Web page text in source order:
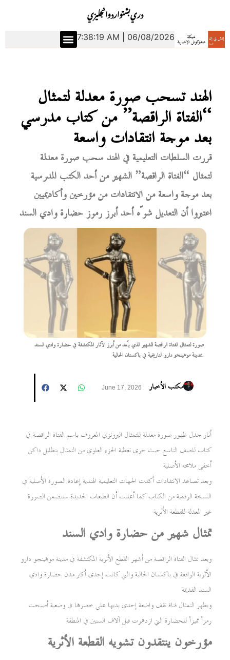
انجليزياردوبشتودري
7:38:20 AM | 06/08/2026
الهند تسحب صورة معدلة لتمثال
“الفتاة الراقصة” من كتاب مدرسي
بعد موجة انتقادات واسعة
قررت السلطات التعليمية في الهند سحب صورة معدلة
لتمثال “الفتاة الراقصة” الشهير من أحد الكتب المدرسية
بعد موجة واسعة من الانتقادات من مؤرخين وأكاديميين
اعتبروا أن التعديل شوّه أحد أبرز رموز حضارة وادي السند
صورة لتمثال الفتاة الراقصة الشهير الذي يُعد من أبرز الآثار المكتشفة في حضارة وادي السند
بمدينة موهينجو دارو التاريخية في باكستان الحالية.
مكتب الأخبار June 17, 2026
أثار جدل ظهور صورة معدلة للتمثال البرونزي المعروف باسم الفتاة الراقصة في
كتاب للصف التاسع حيث جرى تغطية الجزء العلوي من التمثال بتظليل داكن
أخفى ملامحه الأصلية
وبعد تصاعد الانتقادات أكدت الجهات التعليمية الهندية إعادة الصورة الأصلية في
النسخة الرقمية من الكتاب كما أعلنت أن الطبعات الجديدة ستتضمن الصورة
غير المعدلة للقطعة الأثرية
تمثال شهير من حضارة وادي السند
ويعد تمثال الفتاة الراقصة من أشهر القطع الأثرية المكتشفة في مدينة موهينجو دارو
الأثرية الواقعة في باكستان الحالية والتي كانت إحدى أكبر مدن حضارة وادي
السند القديمة
ويظهر التمثال فتاة تقف واضعة إحدى يديها على خصرها في وضعية أصبحت
رمزاً مميزاً للحضارة التي ازدهرت قبل آلاف السنين في المنطقة
مؤرخون ينتقدون تشويه القطعة الأثرية